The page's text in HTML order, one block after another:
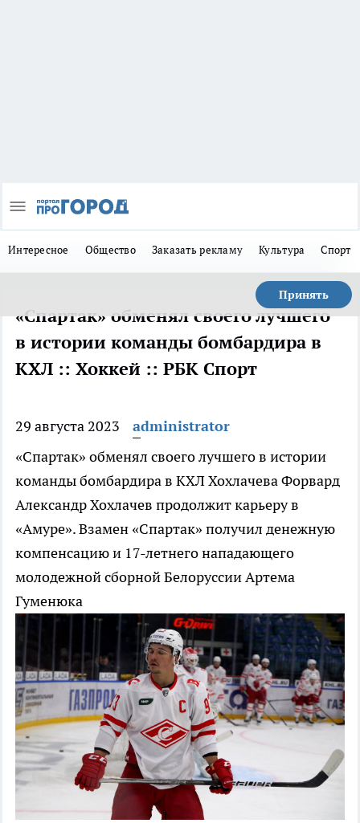
Интересное Общество Заказать рекламу Культура Спорт
Принять
«Спартак» обменял своего лучшего
в истории команды бомбардира в
КХЛ :: Хоккей :: РБК Спорт
29 августа 2023
administrator
«Спартак» обменял своего лучшего в истории
команды бомбардира в КХЛ ХохлачеваФорвард
Александр Хохлачев продолжит карьеру в
«Амуре». Взамен «Спартак» получил денежную
компенсацию и 17-летнего нападающего
молодежной сборной Белоруссии Артема
Гуменюка